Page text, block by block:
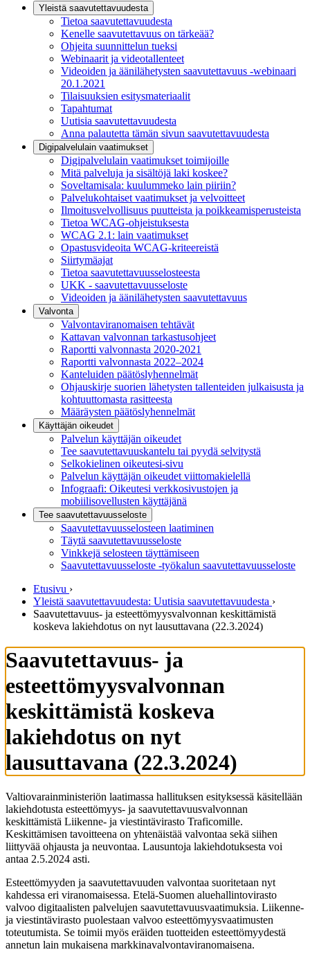
Yleistä saavutettavuudesta
Tietoa saavutettavuudesta
Kenelle saavutettavuus on tärkeää?
Ohjeita suunnittelun tueksi
Webinaarit ja videotallenteet
Videoiden ja äänilähetysten saavutettavuus -webinaari
20.1.2021
Tilaisuuksien esitysmateriaalit
Tapahtumat
Uutisia saavutettavuudesta
Anna palautetta tämän sivun saavutettavuudesta
Digipalvelulain vaatimukset
Digipalvelulain vaatimukset toimijoille
Mitä palveluja ja sisältöjä laki koskee?
Soveltamisala: kuulummeko lain piiriin?
Palvelukohtaiset vaatimukset ja velvoitteet
Ilmoitusvelvollisuus puutteista ja poikkeamisperusteista
Tietoa WCAG-ohjeistuksesta
WCAG 2.1: lain vaatimukset
Opastusvideoita WCAG-kriteereistä
Siirtymäajat
Tietoa saavutettavuusselosteesta
UKK - saavutettavuusseloste
Videoiden ja äänilähetysten saavutettavuus
Valvonta
Valvontaviranomaisen tehtävät
Kattavan valvonnan tarkastusohjeet
Raportti valvonnasta 2020-2021
Raportti valvonnasta 2022–2024
Kanteluiden päätöslyhennelmät
Ohjauskirje suorien lähetysten tallenteiden julkaisusta ja
kohtuuttomasta rasitteesta
Määräysten päätöslyhennelmät
Käyttäjän oikeudet
Palvelun käyttäjän oikeudet
Tee saavutettavuuskantelu tai pyydä selvitystä
Selkokielinen oikeutesi-sivu
Palvelun käyttäjän oikeudet viittomakielellä
Infograafi: Oikeutesi verkkosivustojen ja
mobiilisovellusten käyttäjänä
Tee saavutettavuusseloste
Saavutettavuus­selosteen laatiminen
Täytä saavutettavuusseloste
Vinkkejä selosteen täyttämiseen
Saavutettavuusseloste -työkalun saavutettavuusseloste
Etusivu ›
Yleistä saavutettavuudesta: Uutisia saavutettavuudesta ›
Saavutettavuus- ja esteettömyysvalvonnan keskittämistä
koskeva lakiehdotus on nyt lausuttavana (22.3.2024)
Saavutettavuus- ja
esteettömyysvalvonnan
keskittämistä koskeva
lakiehdotus on nyt
lausuttavana (22.3.2024)
Valtiovarainministeriön laatimassa hallituksen esityksessä käsitellään
lakiehdotusta esteettömyys- ja saavutettavuusvalvonnan
keskittämistä Liikenne- ja viestintävirasto Traficomille.
Keskittämisen tavoitteena on yhtenäistää valvontaa sekä siihen
liittyvää ohjausta ja neuvontaa. Lausuntoja lakiehdotuksesta voi
antaa 2.5.2024 asti.
Esteettömyyden ja saavutettavuuden valvontaa suoritetaan nyt
kahdessa eri viranomaisessa. Etelä-Suomen aluehallintovirasto
valvoo digitaalisten palvelujen saavutettavuusvaatimuksia. Liikenne-
ja viestintävirasto puolestaan valvoo esteettömyysvaatimusten
toteutumista. Se toimii myös eräiden tuotteiden esteettömyydestä
annetun lain mukaisena markkinavalvontaviranomaisena.